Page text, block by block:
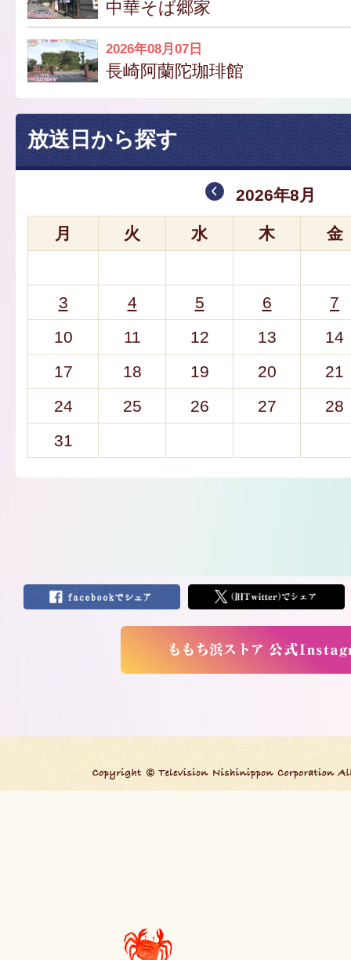
中華そば郷家
2026年08月07日
長崎阿蘭陀珈琲館
放送日から探す
2026年8月
月 火 水 木 金
3 4 5 6
7
10
11 12 13
14
17
18 19 20
21
24
25 26 27
28
31